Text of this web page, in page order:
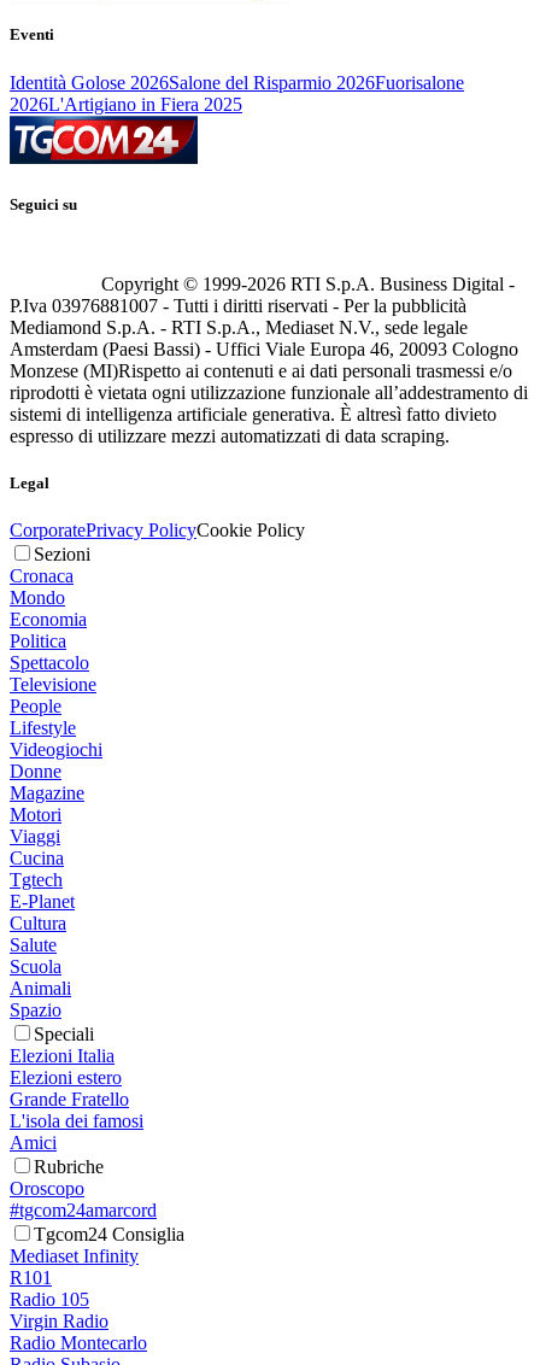
Eventi
Identità Golose 2026Salone del Risparmio 2026Fuorisalone
2026L'Artigiano in Fiera 2025
Seguici su
Copyright © 1999-2026 RTI S.p.A. Business Digital -
P.Iva 03976881007 - Tutti i diritti riservati - Per la pubblicità
Mediamond S.p.A. - RTI S.p.A., Mediaset N.V., sede legale
Amsterdam (Paesi Bassi) - Uffici Viale Europa 46, 20093 Cologno
Monzese (MI)Rispetto ai contenuti e ai dati personali trasmessi e/o
riprodotti è vietata ogni utilizzazione funzionale all’addestramento di
sistemi di intelligenza artificiale generativa. È altresì fatto divieto
espresso di utilizzare mezzi automatizzati di data scraping.
Legal
CorporatePrivacy PolicyCookie Policy
Sezioni
Cronaca
Mondo
Economia
Politica
Spettacolo
Televisione
People
Lifestyle
Videogiochi
Donne
Magazine
Motori
Viaggi
Cucina
Tgtech
E-Planet
Cultura
Salute
Scuola
Animali
Spazio
Speciali
Elezioni Italia
Elezioni estero
Grande Fratello
L'isola dei famosi
Amici
Rubriche
Oroscopo
#tgcom24amarcord
Tgcom24 Consiglia
Mediaset Infinity
R101
Radio 105
Virgin Radio
Radio Montecarlo